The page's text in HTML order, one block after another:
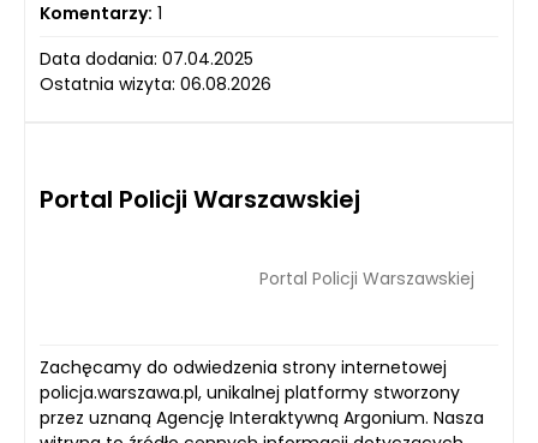
Komentarzy: 1
Data dodania: 07.04.2025
Ostatnia wizyta: 06.08.2026
Portal Policji Warszawskiej
Portal Policji Warszawskiej
Zachęcamy do odwiedzenia strony internetowej
policja.warszawa.pl, unikalnej platformy stworzony
przez uznaną Agencję Interaktywną Argonium. Nasza